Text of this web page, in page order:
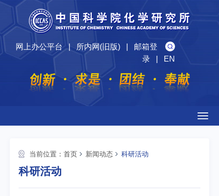
网上办公平台|所内网(旧版)| 邮箱登
录| EN
当前位置： 首页 新闻动态 科研活动
科研活动